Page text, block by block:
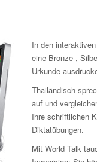
In den
eine Bronze-,
Urkunde
Thailändisch
auf und
Ihre schriftlichen
Diktatübungen.
Mit World Talk